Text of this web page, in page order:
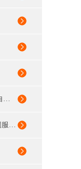
HFLRB系列 直立式旋转自动喷雾机
HFLXEA系列 高速热室伺服取出机